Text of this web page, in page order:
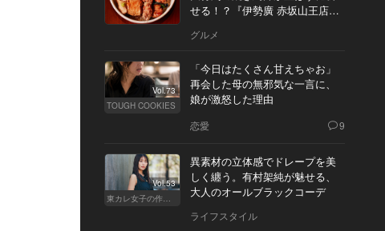
せる！？『伊勢廣 赤坂山王店』
グルメ
Vol.73
TOUGH COOKIES
「今日はたくさん甘えちゃお」
再会した母の無邪気な一言に、
娘が激怒した理由
恋愛 9
Vol.53
東カレ女子の作り方
異素材の立体感でドレープを美
しく纏う。有村架純が魅せる、
大人のオールブラックコーデ
ライフスタイル